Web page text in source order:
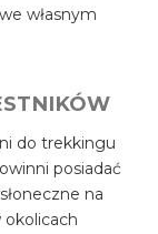
własnym
do trekkingu
posiadać
na